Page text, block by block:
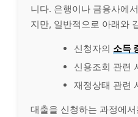
니다. 은행이나 금융사에
지만, 일반적으로 아래와
신청자의 소득
신용조회 관련
재정상태 관련
대출을 신청하는 과정에